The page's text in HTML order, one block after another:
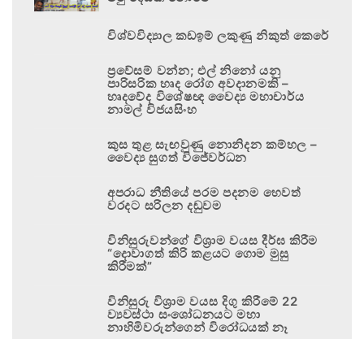
විශ්වවිද්‍යාල කඩඉම් ලකුණු නිකුත් කෙරේ
ප්‍රවේසම් වන්න; එල් නිනෝ යනු
පාරිසරික හෘද රෝග අවදානමකි –
හෘදවේද විශේෂඥ වෛද්‍ය මහාචාර්ය
නාමල් විජයසිංහ
කුස තුළ සැඟවුණු නොනිදන කම්හල –
වෛද්‍ය සුගත් විජේවර්ධන
අපරාධ නීතියේ පරම පදනම හෙවත්
වරදට සරිලන දඬුවම
විනිසුරුවන්ගේ විශ්‍රාම වයස දීර්ඝ කිරීම
“දොවාගත් කිරි කළයට ගොම මුසු
කිරීමක්”
විනිසුරු විශ්‍රාම වයස දිගු කිරීමේ 22
ව්‍යවස්ථා සංශෝධනයට මහා
නාහිමිවරුන්ගෙන් විරෝධයක් නෑ